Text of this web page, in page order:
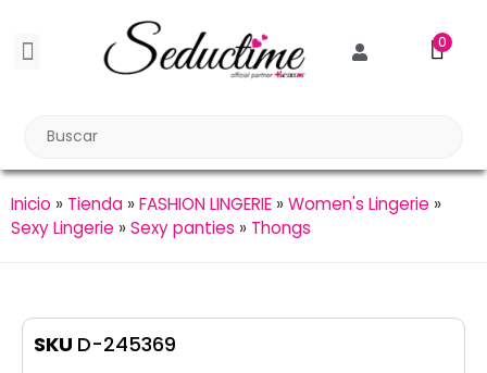
0
Inicio » Tienda »FASHION LINGERIE »Women's Lingerie »
Sexy Lingerie »Sexy panties » Thongs
SKU D-245369